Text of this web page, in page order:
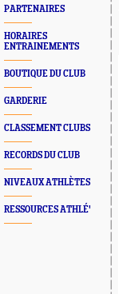
PARTENAIRES
HORAIRES
ENTRAINEMENTS
BOUTIQUE DU CLUB
GARDERIE
CLASSEMENT CLUBS
RECORDS DU CLUB
NIVEAUX ATHLÈTES
RESSOURCES ATHLÉ'